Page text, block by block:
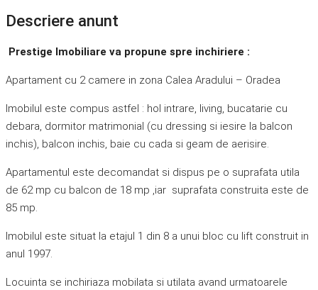
Descriere anunt
Prestige Imobiliare va propune spre inchiriere :
Apartament cu 2 camere in zona Calea Aradului – Oradea
Imobilul este compus astfel : hol intrare, living, bucatarie cu
debara, dormitor matrimonial (cu dressing si iesire la balcon
inchis), balcon inchis, baie cu cada si geam de aerisire.
Apartamentul este decomandat si dispus pe o suprafata utila
de 62 mp cu balcon de 18 mp ,iar suprafata construita este de
85 mp.
Imobilul este situat la etajul 1 din 8 a unui bloc cu lift construit in
anul 1997.
Locuinta se inchiriaza mobilata si utilata avand urmatoarele